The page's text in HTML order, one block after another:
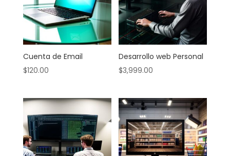
Cuenta de Email
$120.00
Desarrollo web Personal
$3,999.00